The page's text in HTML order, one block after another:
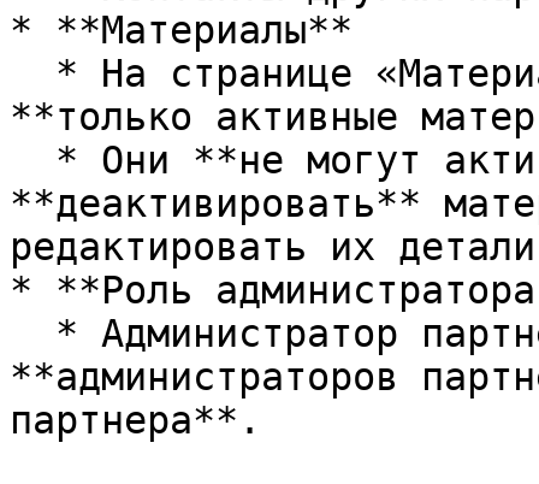
* **Материалы**
**только активные
**деактивировать**
редактировать их
* **Роль
**администраторов
партнера**.